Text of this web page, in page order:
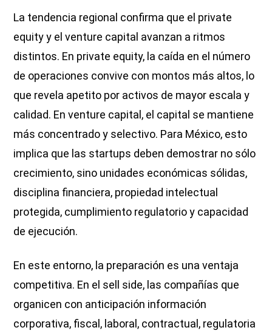
La tendencia regional confirma que el private
equity y el venture capital avanzan a ritmos
distintos. En private equity, la caída en el número
de operaciones convive con montos más altos, lo
que revela apetito por activos de mayor escala y
calidad. En venture capital, el capital se mantiene
más concentrado y selectivo. Para México, esto
implica que las startups deben demostrar no sólo
crecimiento, sino unidades económicas sólidas,
disciplina financiera, propiedad intelectual
protegida, cumplimiento regulatorio y capacidad
de ejecución.
En este entorno, la preparación es una ventaja
competitiva. En el sell side, las compañías que
organicen con anticipación información
corporativa, fiscal, laboral, contractual, regulatoria